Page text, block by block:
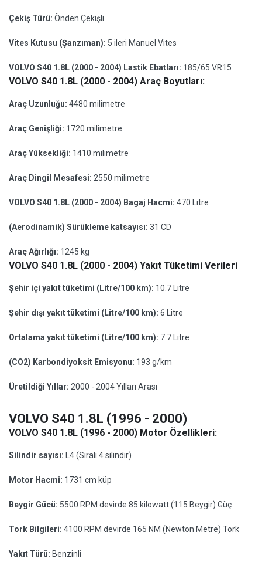
Çekiş Türü: Önden Çekişli
Vites Kutusu (Şanzıman): 5 ileri Manuel Vites
VOLVO S40 1.8L (2000 - 2004) Lastik Ebatları: 185/65 VR15
VOLVO S40 1.8L (2000 - 2004) Araç Boyutları:
Araç Uzunluğu: 4480 milimetre
Araç Genişliği: 1720 milimetre
Araç Yüksekliği: 1410 milimetre
Araç Dingil Mesafesi: 2550 milimetre
VOLVO S40 1.8L (2000 - 2004) Bagaj Hacmi: 470 Litre
(Aerodinamik) Sürükleme katsayısı: 31 CD
Araç Ağırlığı: 1245 kg
VOLVO S40 1.8L (2000 - 2004) Yakıt Tüketimi Verileri
Şehir içi yakıt tüketimi (Litre/100 km): 10.7 Litre
Şehir dışı yakıt tüketimi (Litre/100 km): 6 Litre
Ortalama yakıt tüketimi (Litre/100 km): 7.7 Litre
(CO2) Karbondiyoksit Emisyonu: 193 g/km
Üretildiği Yıllar: 2000 - 2004 Yılları Arası
VOLVO S40 1.8L (1996 - 2000)
VOLVO S40 1.8L (1996 - 2000) Motor Özellikleri:
Silindir sayısı: L4 (Sıralı 4 silindir)
Motor Hacmi: 1731 cm küp
Beygir Gücü: 5500 RPM devirde 85 kilowatt (115 Beygir) Güç
Tork Bilgileri: 4100 RPM devirde 165 NM (Newton Metre) Tork
Yakıt Türü: Benzinli